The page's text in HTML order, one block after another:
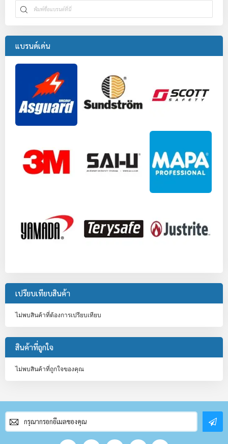
แบรนด์เด่น
เปรียบเทียบสินค้า
ไม่พบสินค้าที่ต้องการเปรียบเทียบ
สินค้าที่ถูกใจ
ไม่พบสินค้าที่ถูกใจของคุณ
สมัคร
สมาชิก
จดหมาย